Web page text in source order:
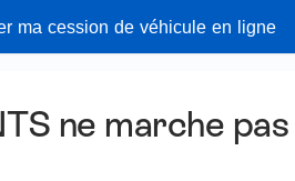
ma cession de véhicule en ligne
ne marche pas